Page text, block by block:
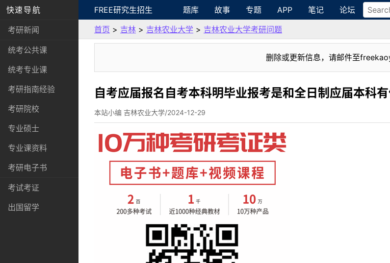
快速导航
考研新闻
统考公共课
统考专业课
考研指南经验
考研院校
专业硕士
专业课资料
考研电子书
考试考证
出国留学
FREE研究生招生 题库 故事 专题 APP 笔记 论坛
首页 > 吉林 > 吉林农业大学 > 吉林农业大学考研问题
删除或更新信息，请邮件至
自考应届报名自考本科明毕业报考是和全日制应届本科
本站小编 吉林农业大学/2024-12-29